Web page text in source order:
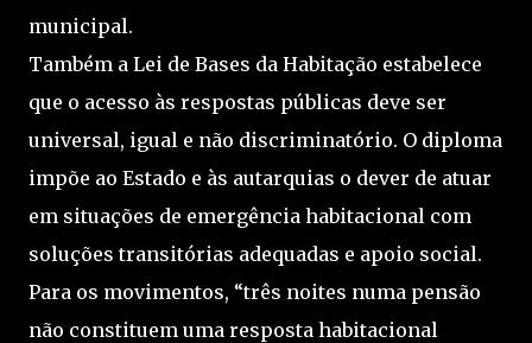
municipal.
Também a Lei de Bases da Habitação estabelece
que o acesso às respostas públicas deve ser
universal, igual e não discriminatório. O diploma
impõe ao Estado e às autarquias o dever de atuar
em situações de emergência habitacional com
soluções transitórias adequadas e apoio social.
Para os movimentos, “três noites numa pensão
não constituem uma resposta habitacional